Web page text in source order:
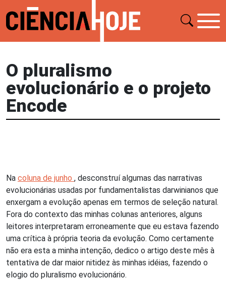
O pluralismo
evolucionário e o projeto
Encode
Na coluna de junho , desconstruí algumas das narrativas
evolucionárias usadas por fundamentalistas darwinianos que
enxergam a evolução apenas em termos de seleção natural.
Fora do contexto das minhas colunas anteriores, alguns
leitores interpretaram erroneamente que eu estava fazendo
uma crítica à própria teoria da evolução. Como certamente
não era esta a minha intenção, dedico o artigo deste mês à
tentativa de dar maior nitidez às minhas idéias, fazendo o
elogio do pluralismo evolucionário.